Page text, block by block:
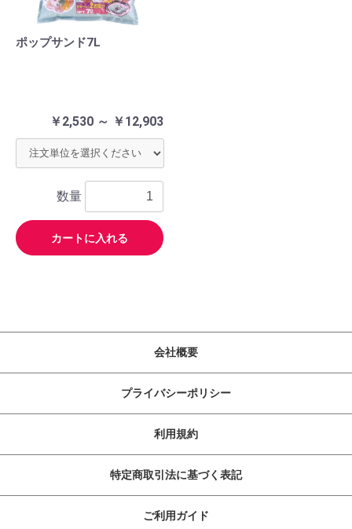
ポップサンド7L
￥2,530 ～ ￥12,903
数量
カートに入れる
会社概要
プライバシーポリシー
利用規約
特定商取引法に基づく表記
ご利用ガイド